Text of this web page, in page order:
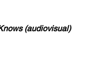
(audiovisual)